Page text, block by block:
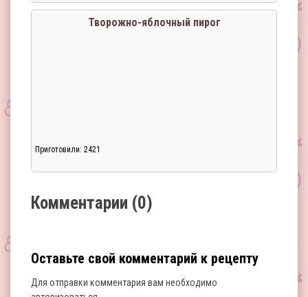
Творожно-яблочный пирог
Приготовили: 2421
Комментарии (0)
Оставьте свой комментарий к рецепту
Для отправки комментария вам необходимо